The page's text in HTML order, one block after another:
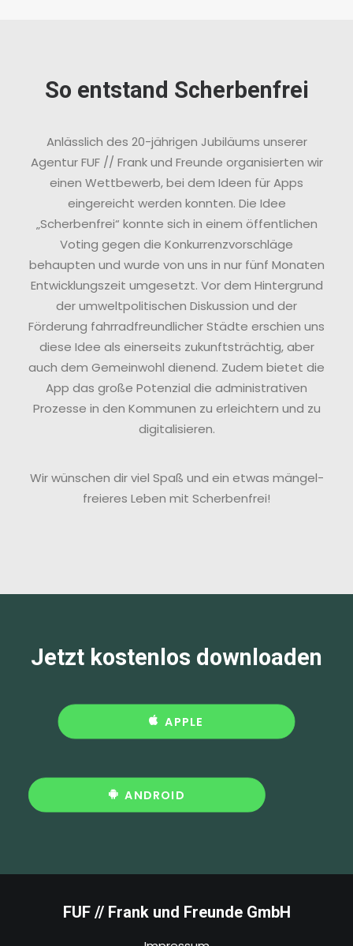
So entstand Scherbenfrei
Anlässlich des 20-jährigen Jubiläums unserer
Agentur FUF // Frank und Freunde organisierten wir
einen Wettbewerb, bei dem Ideen für Apps
eingereicht werden konnten. Die Idee
„Scherbenfrei“ konnte sich in einem öffentlichen
Voting gegen die Konkurrenzvorschläge
behaupten und wurde von uns in nur fünf Monaten
Entwicklungszeit umgesetzt. Vor dem Hintergrund
der umweltpolitischen Diskussion und der
Förderung fahrradfreundlicher Städte erschien uns
diese Idee als einerseits zukunftsträchtig, aber
auch dem Gemeinwohl dienend. Zudem bietet die
App das große Potenzial die administrativen
Prozesse in den Kommunen zu erleichtern und zu
digitalisieren.
Wir wünschen dir viel Spaß und ein etwas mängel-
freieres Leben mit Scherbenfrei!
Jetzt kostenlos downloaden
APPLE
ANDROID
FUF // Frank und Freunde GmbH